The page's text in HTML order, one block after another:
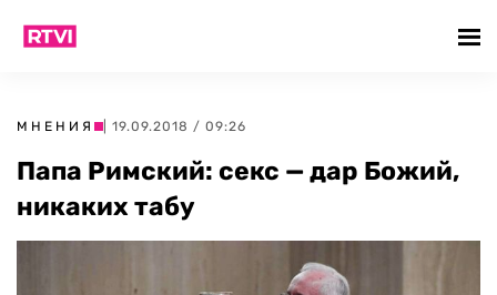
МНЕНИЯ | 19.09.2018 / 09:26
Папа Римский: секс — дар Божий,
никаких табу